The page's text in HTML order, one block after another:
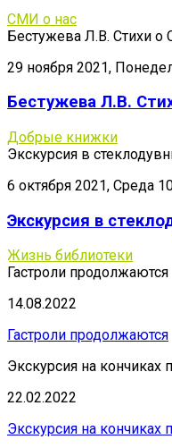
СМИ о нас
Бестужева Л.В. Стихи о
29 ноября 2021,
Бестужева Л.В.
Добрые книжки
Экскурсия в
6 октября 2021, Среда
Экскурсия в
Жизнь библиотеки
Гастроли продолжаются
14.08.2022
Гастроли продолжаются
Экскурсия на кончиках
22.02.2022
Экскурсия на кончиках